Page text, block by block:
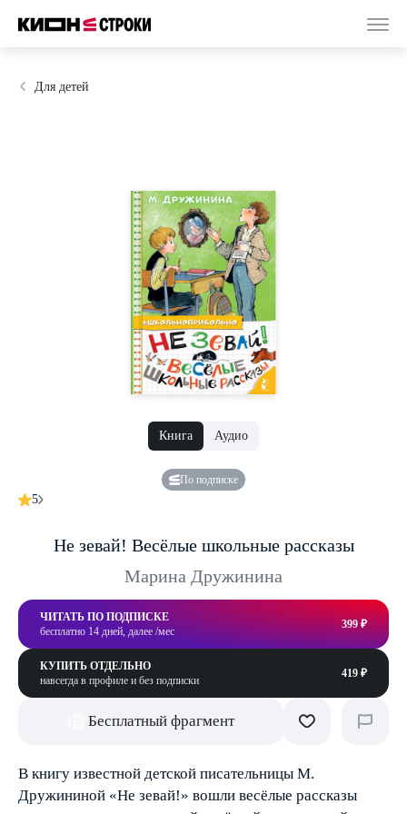
Для детей
Книга Аудио
По подписке
5
Не зевай! Весёлые школьные рассказы
Марина Дружинина
ЧИТАТЬ ПО ПОДПИСКЕ
бесплатно 14 дней, далее /мес
399 ₽
КУПИТЬ ОТДЕЛЬНО
навсегда в профиле и без подписки
419 ₽
Бесплатный фрагмент
В книгу известной детской писательницы М.
Дружининой «Не зевай!» вошли весёлые рассказы